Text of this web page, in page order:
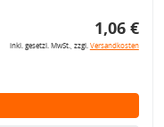
1,06 €
inkl. gesetzl. MwSt., zzgl.Versandkosten